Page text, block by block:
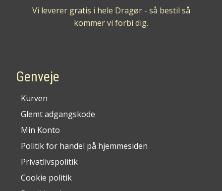
Vi leverer gratis i hele Dragør - så bestil så
kommer vi forbi dig.
Genveje
Kurven
Glemt adgangskode
Min Konto
Politik for handel på hjemmesiden
Privatlivspolitik
Cookie politik